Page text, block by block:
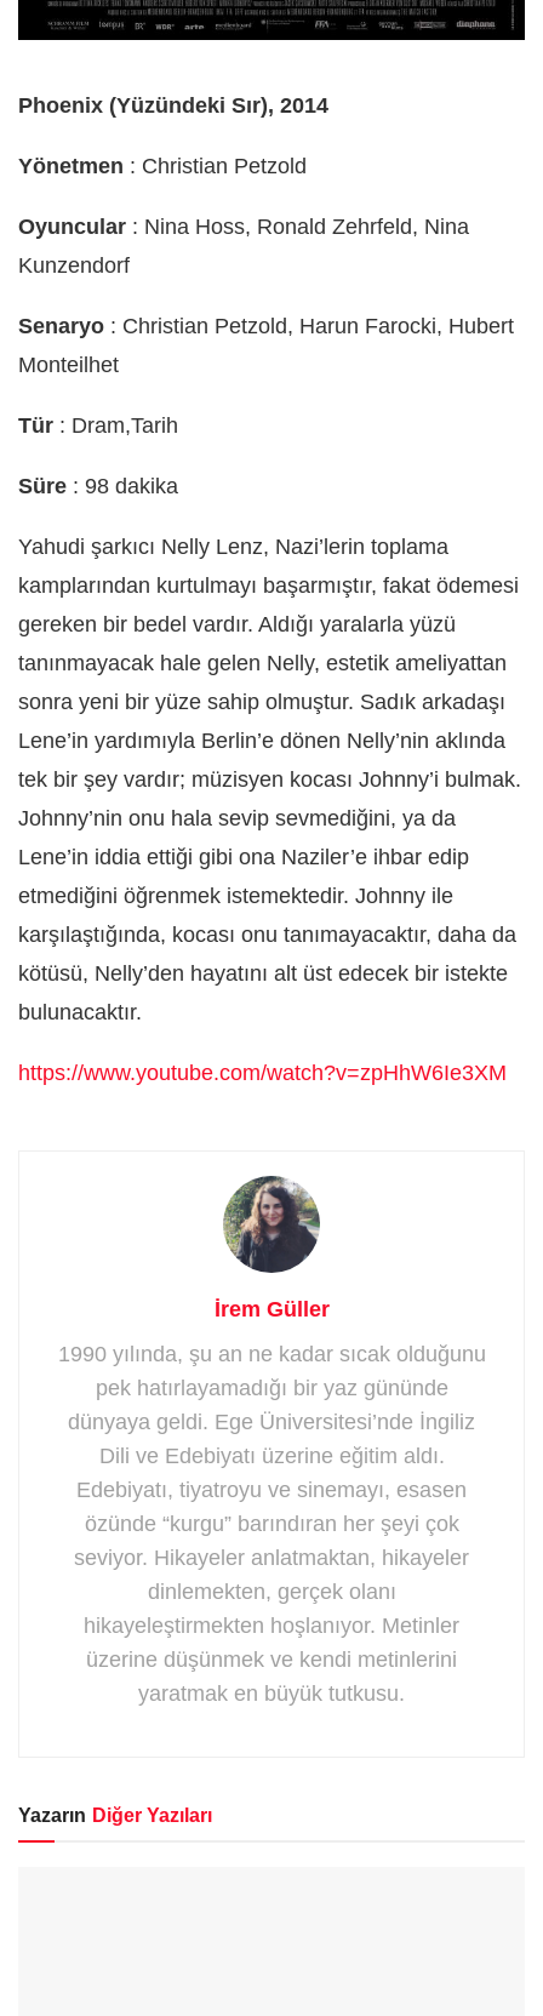
Phoenix (Yüzündeki Sır), 2014
Yönetmen : Christian Petzold
Oyuncular : Nina Hoss, Ronald Zehrfeld, Nina
Kunzendorf
Senaryo : Christian Petzold, Harun Farocki, Hubert
Monteilhet
Tür : Dram,Tarih
Süre : 98 dakika
Yahudi şarkıcı Nelly Lenz, Nazi’lerin toplama
kamplarından kurtulmayı başarmıştır, fakat ödemesi
gereken bir bedel vardır. Aldığı yaralarla yüzü
tanınmayacak hale gelen Nelly, estetik ameliyattan
sonra yeni bir yüze sahip olmuştur. Sadık arkadaşı
Lene’in yardımıyla Berlin’e dönen Nelly’nin aklında
tek bir şey vardır; müzisyen kocası Johnny’i bulmak.
Johnny’nin onu hala sevip sevmediğini, ya da
Lene’in iddia ettiği gibi ona Naziler’e ihbar edip
etmediğini öğrenmek istemektedir. Johnny ile
karşılaştığında, kocası onu tanımayacaktır, daha da
kötüsü, Nelly’den hayatını alt üst edecek bir istekte
bulunacaktır.
https://www.youtube.com/watch?v=zpHhW6Ie3XM
İrem Güller
1990 yılında, şu an ne kadar sıcak olduğunu
pek hatırlayamadığı bir yaz gününde
dünyaya geldi. Ege Üniversitesi’nde İngiliz
Dili ve Edebiyatı üzerine eğitim aldı.
Edebiyatı, tiyatroyu ve sinemayı, esasen
özünde “kurgu” barındıran her şeyi çok
seviyor. Hikayeler anlatmaktan, hikayeler
dinlemekten, gerçek olanı
hikayeleştirmekten hoşlanıyor. Metinler
üzerine düşünmek ve kendi metinlerini
yaratmak en büyük tutkusu.
Yazarın Diğer Yazıları